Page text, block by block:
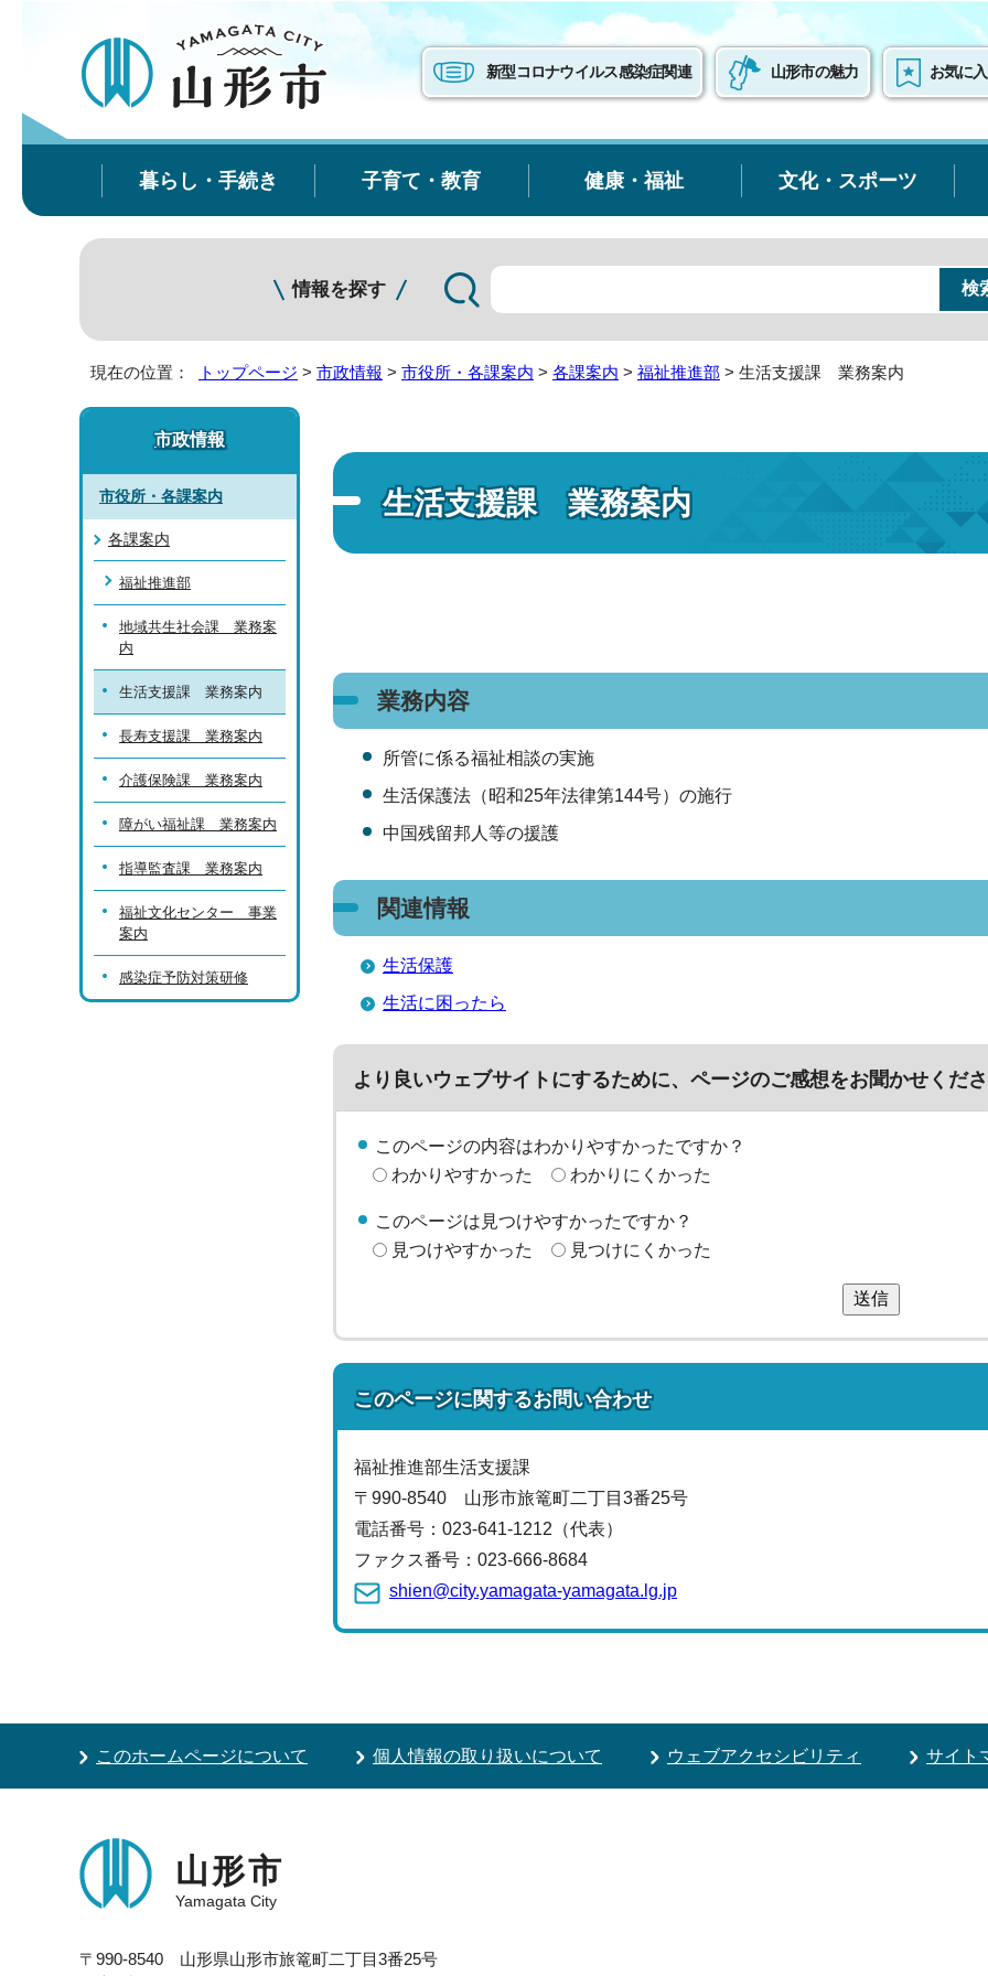
新型コロナウイルス感染症関連 山形市の魅力 お気に
暮らし・手続き 子育て・教育 健康・福祉 文化・スポーツ
情報を探す
現在の位置： トップページ > 市政情報 > 市役所・各課案内 > 各課案内 > 福祉推進部 > 生活支援課 業務案内
生活支援課 業務案内
業務内容
所管に係る福祉相談の実施
生活保護法（昭和25年法律第144号）の施行
中国残留邦人等の援護
関連情報
生活保護
生活に困ったら
より良いウェブサイトにするために、ページのご感想をお聞かせくだ
このページの内容はわかりやすかったですか？
わかりやすかった
わかりにくかった
このページは見つけやすかったですか？
見つけやすかった
見つけにくかった
送信
このページに関するお問い合わせ
福祉推進部生活支援課
〒990-8540 山形市旅篭町二丁目3番25号
電話番号： 023-641-1212（代表）
ファクス番号：023-666-8684
shien@city.yamagata-yamagata.lg.jp
市政情報
市役所・各課案内
各課案内
福祉推進部
地域共生社会課 業務案
内
生活支援課 業務案内
長寿支援課 業務案内
介護保険課 業務案内
障がい福祉課 業務案内
指導監査課 業務案内
福祉文化センター 事業
案内
感染症予防対策研修
このホームページについて 個人情報の取り扱いについて ウェブアクセシビリティ サイト
山形市
Yamagata City
〒990-8540 山形県山形市旅篭町二丁目3番25号